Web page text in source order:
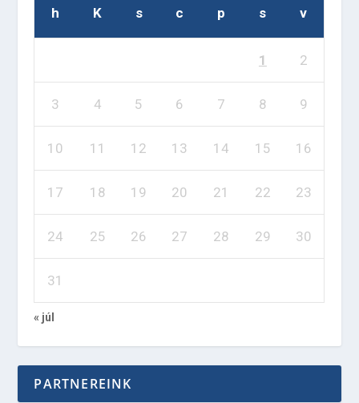
h K s c p s v
1 2
3 4 5 6 7 8 9
10 11 12 13 14 15 16
17 18 19 20 21 22 23
24 25 26 27 28 29 30
31
« júl
PARTNEREINK